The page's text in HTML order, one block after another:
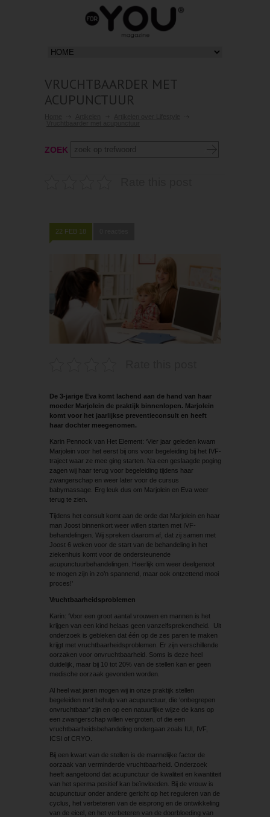
VRUCHTBAARDER MET
ACUPUNCTUUR
ZOEK
22 FEB 18
De 3-jarige Eva komt lachend aan de hand van haar
moeder Marjolein de praktijk binnenlopen. Marjolein
komt voor het jaarlijkse preventieconsult en heeft
haar dochter meegenomen.
Karin Pennock van Het Element: ‘Vier jaar geleden kwam
Marjolein voor het eerst bij ons voor begeleiding bij het IVF-
traject waar ze mee ging starten. Na een geslaagde poging
zagen wij haar terug voor begeleiding tijdens haar
zwangerschap en weer later voor de cursus
babymassage. Erg leuk dus om Marjolein en Eva weer
terug te zien.
Tijdens het consult komt aan de orde dat Marjolein en haar
man Joost binnenkort weer willen starten met IVF-
behandelingen. Wij spreken daarom af, dat zij samen met
Joost 6 weken voor de start van de behandeling in het
ziekenhuis komt voor de ondersteunende
acupunctuurbehandelingen. Heerlijk om weer deelgenoot
te mogen zijn in zo’n spannend, maar ook ontzettend mooi
proces!’
Vruchtbaarheidsproblemen
Karin: ‘Voor een groot aantal vrouwen en mannen is het
krijgen van een kind helaas geen vanzelfsprekendheid. Uit
onderzoek is gebleken dat één op de zes paren te maken
krijgt met vruchtbaarheidsproblemen. Er zijn verschillende
oorzaken voor onvruchtbaarheid. Soms is deze heel
duidelijk, maar bij 10 tot 20% van de stellen kan er geen
medische oorzaak gevonden worden.
Al heel wat jaren mogen wij in onze praktijk stellen
begeleiden met behulp van acupunctuur, die ‘onbegrepen
onvruchtbaar’ zijn en op een natuurlijke wijze de kans op
een zwangerschap willen vergroten, of die een
vruchtbaarheidsbehandeling ondergaan zoals IUI, IVF,
ICSI of CRYO.
Bij een kwart van de stellen is de mannelijke factor de
oorzaak van verminderde vruchtbaarheid. Onderzoek
heeft aangetoond dat acupunctuur de kwaliteit en kwantiteit
van het sperma positief kan beïnvloeden. Bij de vrouw is
acupunctuur onder andere gericht op het reguleren van de
cyclus, het verbeteren van de eisprong en de ontwikkeling
van de eicel, en het verbeteren van de doorbloeding van